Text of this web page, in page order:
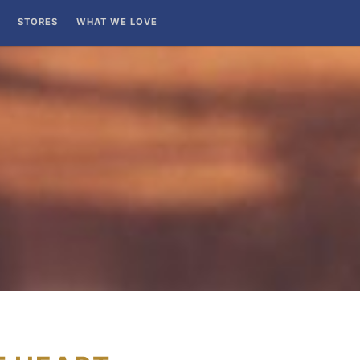
STORES WHAT WE LOVE